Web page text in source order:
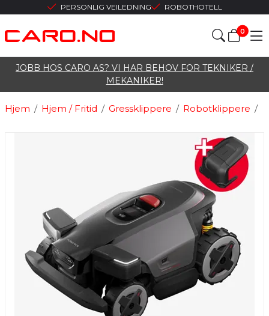
PERSONLIG VEILEDNING ROBOTHOTELL
0
JOBB HOS CARO AS? VI HAR BEHOV FOR TEKNIKER /
MEKANIKER!
/
Hjem /
Hjem / Fritid /
Gressklippere /
Robotklippere